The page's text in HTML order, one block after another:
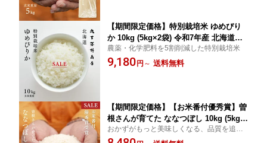
【期間限定価格】特別栽培米 ゆめぴり
か 10kg (5kg×2袋) 令和7年産 北海道深
川市音江産 玄米・白米・分づき米 送料
無料 鮮度保持パック変更可
農薬・化学肥料を5割削減した特別栽培米
9,180 円 ～ 送料無料
【期間限定価格】【お米番付優秀賞】曽
根さんが育てた ななつぼし 10kg (5kg×
2袋) 令和7年産 北海道妹背牛産 玄米・
白米・分づき米 送料無料 真空パック可
おかずがもっと美味しくなる、品質を追求
した"ななつぼし"